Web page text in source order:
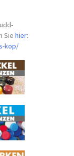
Siehier:
kop/